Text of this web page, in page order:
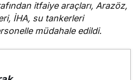
itfaiye araçları, Arazöz,
İHA, su tankerleri
müdahale edildi.